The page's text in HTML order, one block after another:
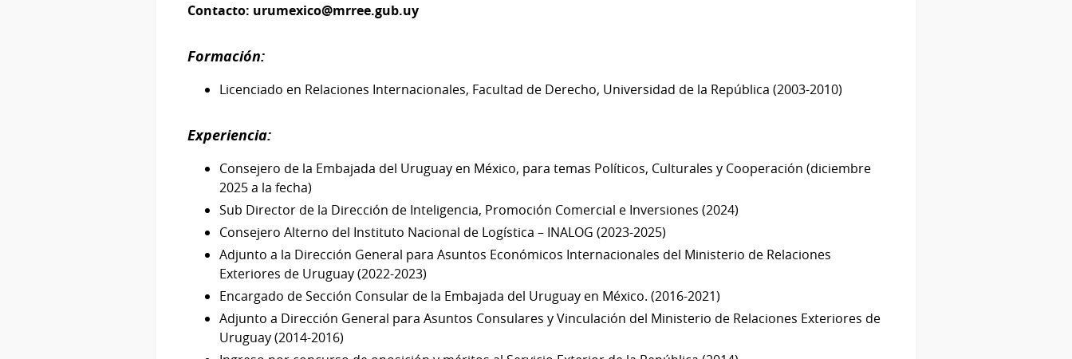
Contacto: urumexico@mrree.gub.uy
Formación:
Licenciado en Relaciones Internacionales, Facultad de Derecho, Universidad de la República (2003-2010)
Experiencia:
Consejero de la Embajada del Uruguay en México, para temas Políticos, Culturales y Cooperación (diciembre
2025 a la fecha)
Sub Director de la Dirección de Inteligencia, Promoción Comercial e Inversiones (2024)
Consejero Alterno del Instituto Nacional de Logística – INALOG (2023-2025)
Adjunto a la Dirección General para Asuntos Económicos Internacionales del Ministerio de Relaciones
Exteriores de Uruguay (2022-2023)
Encargado de Sección Consular de la Embajada del Uruguay en México. (2016-2021)
Adjunto a Dirección General para Asuntos Consulares y Vinculación del Ministerio de Relaciones Exteriores de
Uruguay (2014-2016)